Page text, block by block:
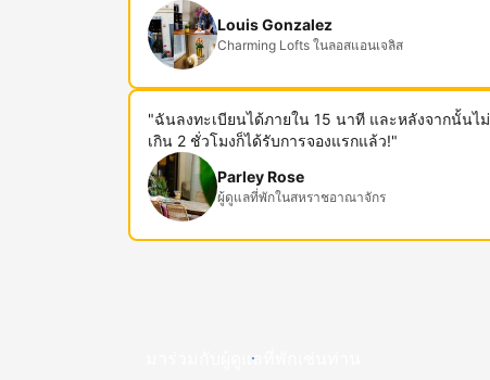
Louis Gonzalez
Charming Lofts ในลอสแอนเจลิส
"ฉันลงทะเบียนได้ภายใน 15 นาที และหลังจากนั้นไม่
เกิน 2 ชั่วโมงก็ได้รับการจองแรกแล้ว!"
Parley Rose
ผู้ดูแลที่พักในสหราชอาณาจักร
มาร่วมกับผู้ดูแลที่พักเช่นท่าน